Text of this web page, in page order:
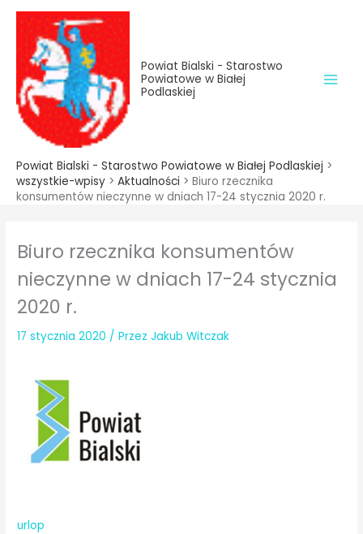
treści
Przejdź
treści
Powiat Bialski - Starostwo
Powiatowe w Białej
Podlaskiej
Powiat Bialski - Starostwo Powiatowe w Białej Podlaskiej >
wszystkie-wpisy > Aktualności > Biuro rzecznika
konsumentów nieczynne w dniach 17-24 stycznia 2020 r.
Biuro rzecznika konsumentów
nieczynne w dniach 17-24 stycznia
2020 r.
17 stycznia 2020 / PrzezJakub Witczak
urlop